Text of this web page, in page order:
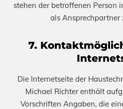
stehen der betroffenen Person
als Ansprechpartner
7.
Die Internetseite der
Michael Richter enthält
Vorschriften Angaben, die